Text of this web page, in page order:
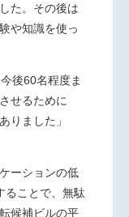
た。その後は
や知識を使っ
後60名程度ま
せるために
りました」
ーションの低
ることで、無駄
候補ビルの平